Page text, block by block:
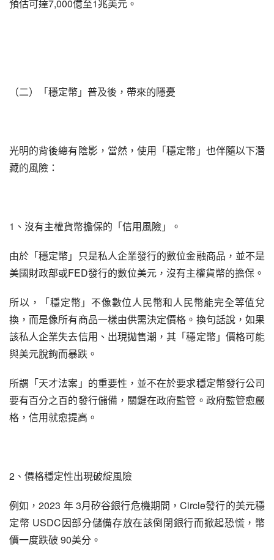
預估可達7,000億至1兆美元。
（二）「穩定幣」普及後，帶來的隱憂
光明的背後總有陰影，當然，使用「穩定幣」也伴隨以下潛
藏的風險：
1、沒有主權貨幣擔保的「信用風險」。
由於「穩定幣」只是私人企業發行的數位金融商品，並不是
美國財政部或FED發行的數位美元，沒有主權貨幣的擔保。
所以，「穩定幣」不像數位人民幣和人民幣能完全等值兌
換，而是像所有商品一樣由供需決定價格。換句話說，如果
該私人企業失去信用、出現拋售潮，其「穩定幣」價格可能
與美元脫鉤而暴跌。
所謂「天才法案」的重要性，並不在於要求穩定幣發行公司
要有百分之百的發行儲備，關鍵在政府監管。政府監管愈嚴
格，信用就愈提高。
2、價格穩定性出現破綻風險
例如，2023 年 3月矽谷銀行危機期間，Circle發行的美元穩
定幣 USDC因部分儲備存放在該倒閉銀行而掀起恐慌，幣
價一度跌破 90美分。